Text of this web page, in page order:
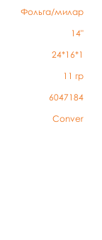
Фольга/милар
14"
24*16*1
11 гр
6047184
Conver